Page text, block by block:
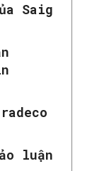
Saig
luận